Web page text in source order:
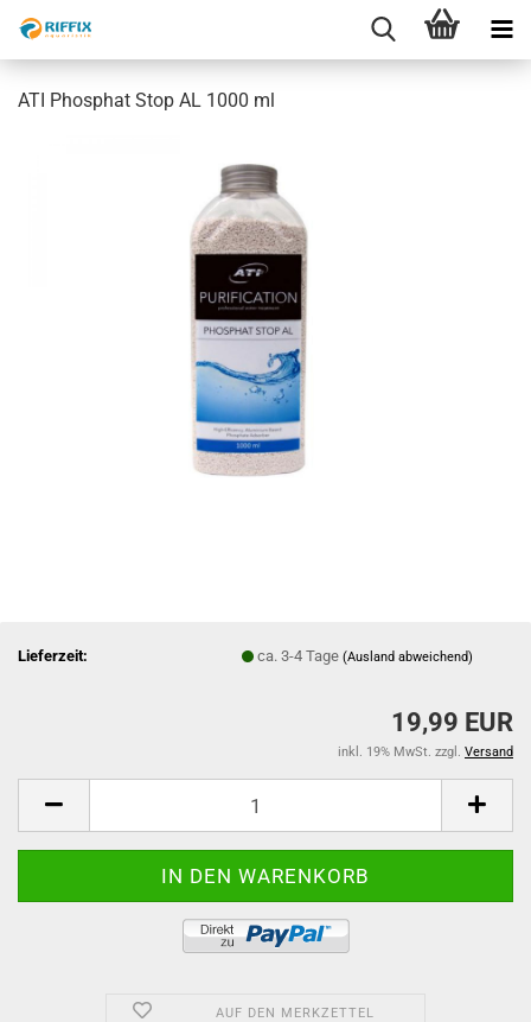
ATI Phosphat Stop AL 1000 ml
Lieferzeit: ca. 3-4 Tage(Ausland abweichend)
19,99 EUR
inkl. 19% MwSt. zzgl. Versand
AUF DEN MERKZETTEL